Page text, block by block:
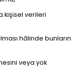
kişisel verileri
hâlinde bunların
veya yok